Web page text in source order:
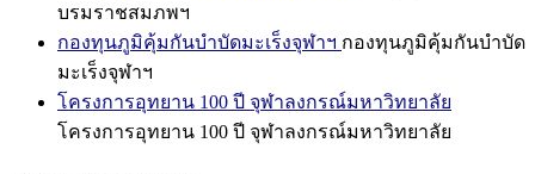
บรมราชสมภพฯ
กองทุนภูมิคุ้มกันบำบัดมะเร็งจุฬาฯ กองทุนภูมิคุ้มกันบำบัด
มะเร็งจุฬาฯ
โครงการอุทยาน 100 ปี จุฬาลงกรณ์มหาวิทยาลัย
โครงการอุทยาน 100 ปี จุฬาลงกรณ์มหาวิทยาลัย